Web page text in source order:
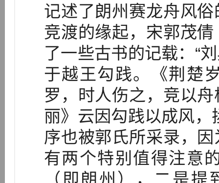
记述了朗州赛龙舟风
竞渡的缘起，宋郭茂
了一些古书的记载：“
于越王勾践。《荆楚
罗，时人伤之，竞以
丽》云因勾践以成风，
序也被郭氏所采录，
有两个特别值得注意
（即朗州），二是